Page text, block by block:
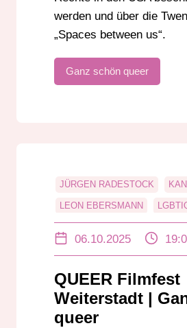
werden und über die
„Spaces between us“.
Ganz schön queer
JÜRGEN RADESTOCK
LEON EBERSMANN
QUEER-SONG
06.10.2025
QUEER Filmfest
Weiterstadt |
queer